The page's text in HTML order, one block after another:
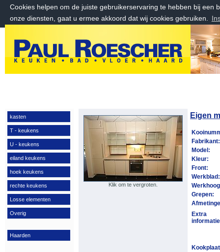
Cookies helpen om de juiste gebruikerservaring te hebben bij een
onze diensten, gaat u ermee akkoord dat wij cookies gebruiken.
zondag 9 augustus 2026, 10:15 uur
Welkom bij Paul Roescher Outlet
kasten
T - keukens
U - keukens
eiland keukens
hoek keukens
rechte keukens
Losse elementen
Overig
Haarden
Klik om te vergroten.
Eigen
Model:
Kleur:
Front:
Grepen:
Extra